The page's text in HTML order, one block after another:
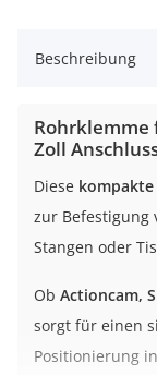
Beschreibung
Rohrklemme
Zoll
Diese
zur Befestigung
Stangen oder
Ob Actioncam,
sorgt für einen
Positionierung